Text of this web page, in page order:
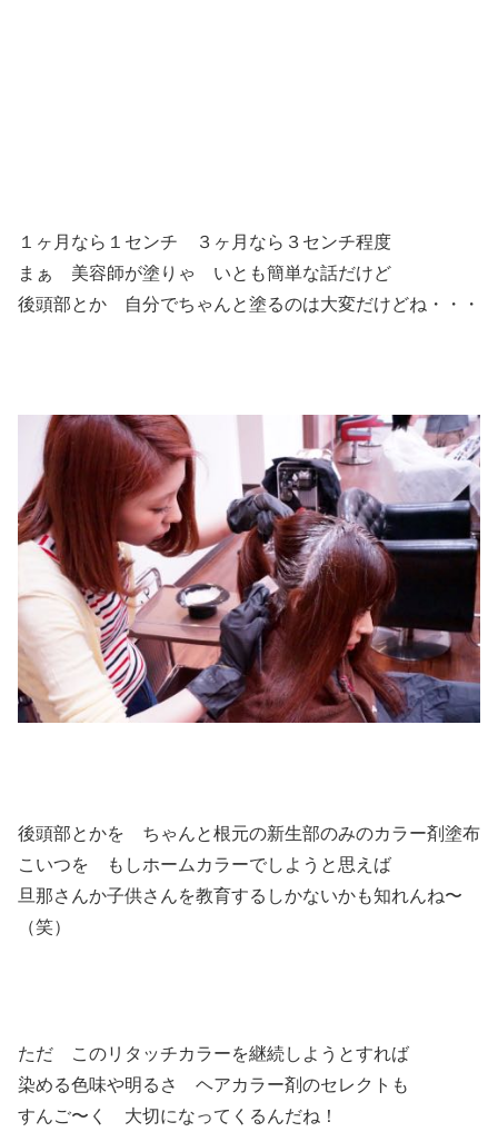
１ヶ月なら１センチ ３ヶ月なら３センチ程度
まぁ 美容師が塗りゃ いとも簡単な話だけど
後頭部とか 自分でちゃんと塗るのは大変だけどね・・・
後頭部とかを ちゃんと根元の新生部のみのカラー剤塗布
こいつを もしホームカラーでしようと思えば
旦那さんか子供さんを教育するしかないかも知れんね〜
（笑）
ただ このリタッチカラーを継続しようとすれば
染める色味や明るさ ヘアカラー剤のセレクトも
すんご〜く 大切になってくるんだね！